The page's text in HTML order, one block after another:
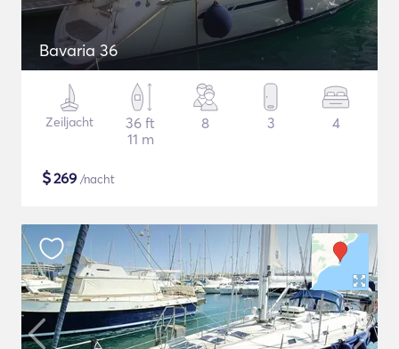
Bavaria 36
Zeiljacht
36 ft
11 m
8 3 4
$269 /nacht